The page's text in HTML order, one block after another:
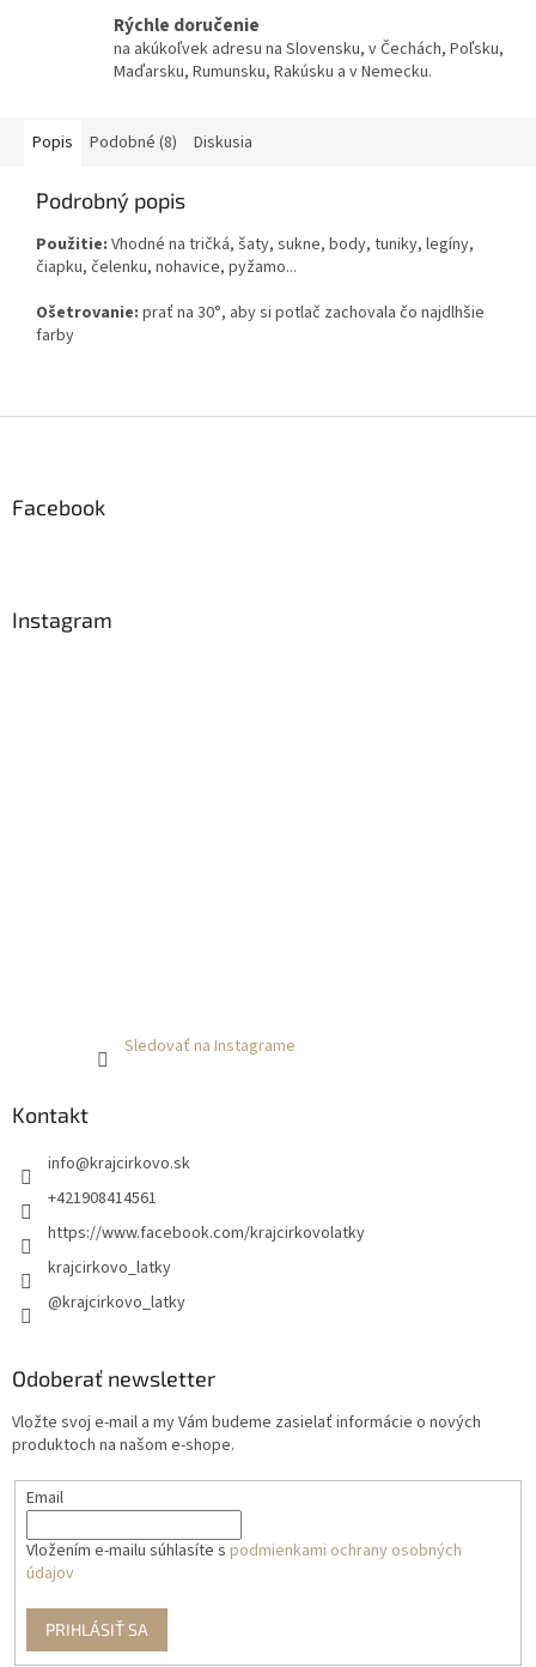
Rýchle doručenie
na akúkoľvek adresu na Slovensku, v Čechách, Poľsku,
Maďarsku, Rumunsku, Rakúsku a v Nemecku.
Popis Podobné (8) Diskusia
Podrobný popis
Použitie: Vhodné na tričká, šaty, sukne, body, tuniky, legíny,
čiapku, čelenku, nohavice, pyžamo...
Ošetrovanie: prať na 30°, aby si potlač zachovala čo najdlhšie
farby
Facebook
Instagram
Sledovať na Instagrame
Kontakt
info@krajcirkovo.sk
+421908414561
https://www.facebook.com/krajcirkovolatky
krajcirkovo_latky
@krajcirkovo_latky
Odoberať newsletter
Vložte svoj e-mail a my Vám budeme zasielať informácie o nových
produktoch na našom e-shope.
Email
Vložením e-mailu súhlasíte s podmienkami ochrany osobných
údajov
PRIHLÁSIŤ SA